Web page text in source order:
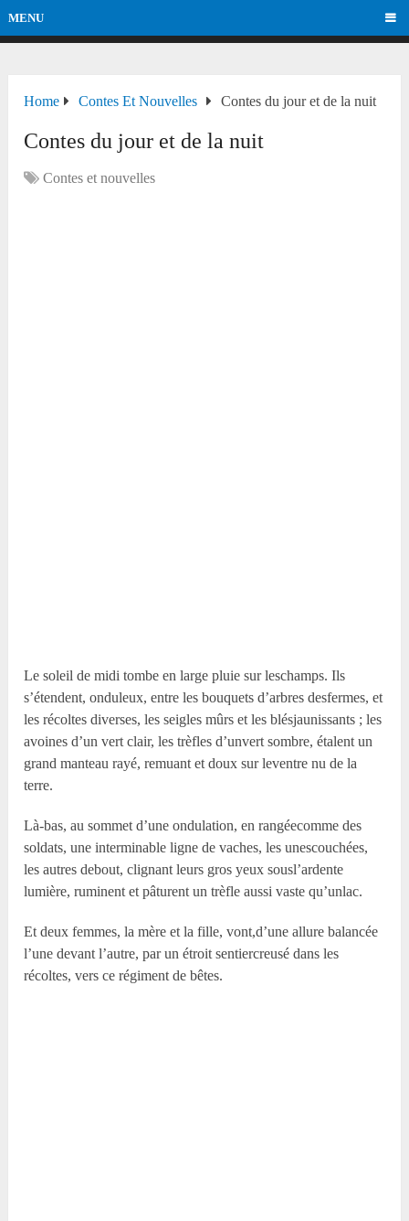
MENU
Home Contes Et Nouvelles Contes du jour et de la nuit
Contes du jour et de la nuit
Contes et nouvelles
Le soleil de midi tombe en large pluie sur leschamps. Ils
s’étendent, onduleux, entre les bouquets d’arbres desfermes, et
les récoltes diverses, les seigles mûrs et les blésjaunissants ; les
avoines d’un vert clair, les trèfles d’unvert sombre, étalent un
grand manteau rayé, remuant et doux sur leventre nu de la
terre.
Là-bas, au sommet d’une ondulation, en rangéecomme des
soldats, une interminable ligne de vaches, les unescouchées,
les autres debout, clignant leurs gros yeux sousl’ardente
lumière, ruminent et pâturent un trèfle aussi vaste qu’unlac.
Et deux femmes, la mère et la fille, vont,d’une allure balancée
l’une devant l’autre, par un étroit sentiercreusé dans les
récoltes, vers ce régiment de bêtes.